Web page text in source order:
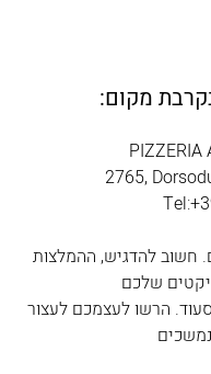
מקום:
PIZZERIA
2765,
חשוב להדגיש, ההמלצות
הרשו לעצמכם לעצור